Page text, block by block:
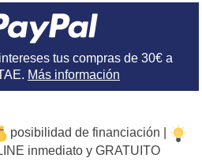
tus compras de 30€ a
Más información
posibilidad de financiación |
inmediato y GRATUITO